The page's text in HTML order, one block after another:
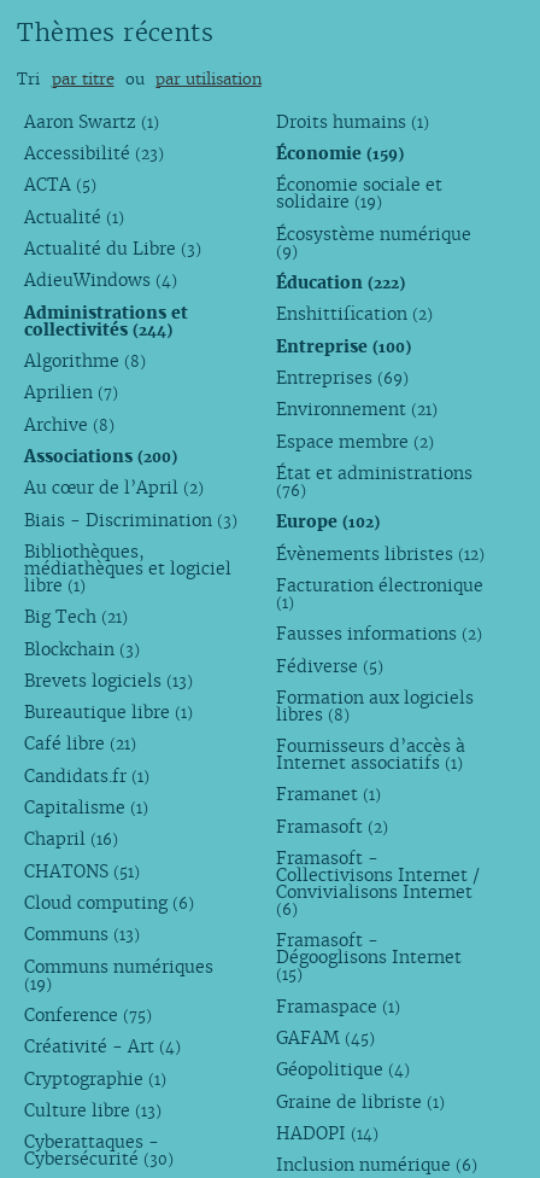
Thèmes récents
Tri par titre ou par utilisation
Aaron Swartz (1)
Accessibilité (23)
ACTA (5)
Actualité (1)
Actualité du Libre (3)
AdieuWindows (4)
Administrations et
collectivités (244)
Algorithme (8)
Aprilien (7)
Archive (8)
Associations (200)
Au cœur de l’April (2)
Biais - Discrimination (3)
Bibliothèques,
médiathèques et logiciel
libre (1)
Big Tech (21)
Blockchain (3)
Brevets logiciels (13)
Bureautique libre (1)
Café libre (21)
Candidats.fr (1)
Capitalisme (1)
Chapril (16)
CHATONS (51)
Cloud computing (6)
Communs (13)
Communs numériques
(19)
Conference (75)
Créativité - Art (4)
Cryptographie (1)
Culture libre (13)
Cyberattaques -
Cybersécurité (30)
Droits humains (1)
Économie(159)
Économie sociale et
solidaire (19)
Écosystème numérique
(9)
Éducation(222)
Enshittification (2)
Entreprise(100)
Entreprises (69)
Environnement (21)
Espace membre (2)
État et administrations
(76)
Europe(102)
Évènements libristes (12)
Facturation électronique
(1)
Fausses informations (2)
Fédiverse (5)
Formation aux logiciels
libres (8)
Fournisseurs d’accès à
Internet associatifs (1)
Framanet (1)
Framasoft (2)
Framasoft -
Collectivisons Internet /
Convivialisons Internet
(6)
Framasoft -
Dégooglisons Internet
(15)
Framaspace (1)
GAFAM (45)
Géopolitique (4)
Graine de libriste (1)
HADOPI (14)
Inclusion numérique (6)